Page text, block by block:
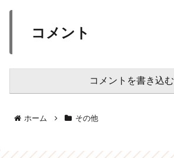
コメント
コメントを書き込む
ホーム その他